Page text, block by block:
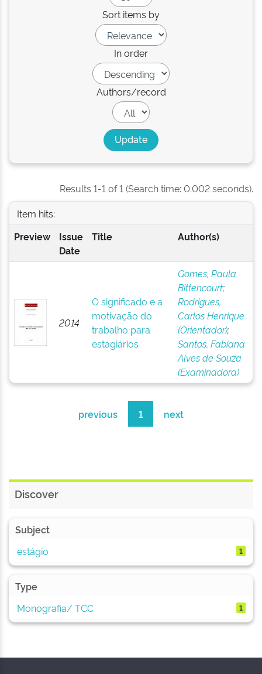
Sort items by
In order
Authors/record
Results 1-1 of 1 (Search time: 0.002 seconds).
Item hits:
Preview
Issue
Date
Title Author(s)
2014
O significado e a
motivação do
trabalho para
estagiários
Gomes, Paula
Bittencourt;
Rodrigues,
Carlos Henrique
(Orientador);
Santos, Fabiana
Alves de Souza
(Examinadora)
previous 1 next
Discover
Subject
estágio
1
Type
Monografia/ TCC
1